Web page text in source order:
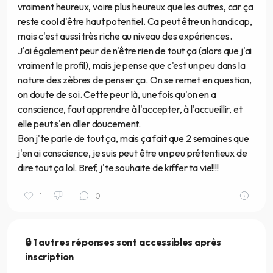
vraiment heureux, voire plus heureux que les autres, car ça
reste cool d'être haut potentiel. Ca peut être un handicap,
mais c'est aussi très riche au niveau des expériences.
J'ai également peur de n'être rien de tout ça (alors que j'ai
vraiment le profil), mais je pense que c'est un peu dans la
nature des zèbres de penser ça. On se remet en question,
on doute de soi. Cette peur là, une fois qu'on en a
conscience, faut apprendre à l'accepter, à l'accueillir, et
elle peut s'en aller doucement.
Bon j'te parle de tout ça, mais ça fait que 2 semaines que
j'en ai conscience, je suis peut être un peu prétentieux de
dire tout ça lol. Bref, j'te souhaite de kiffer ta vie!!!!
1 0
🔒 1 autres réponses sont accessibles après
inscription